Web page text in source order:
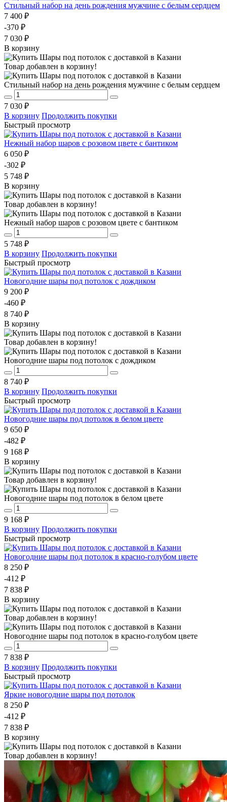
Стильный набор на день рождения мужчине с белым сердцем
7 400 ₽
-370 ₽
7 030 ₽
В корзину
Товар добавлен в корзину!
Стильный набор на день рождения мужчине с белым сердцем
7 030 ₽
В корзину Продолжить покупки
Быстрый просмотр
Нежный набор шаров с розовом цвете с бантиком
6 050 ₽
-302 ₽
5 748 ₽
В корзину
Товар добавлен в корзину!
Нежный набор шаров с розовом цвете с бантиком
5 748 ₽
В корзину Продолжить покупки
Быстрый просмотр
Новогодние шары под потолок с дождиком
9 200 ₽
-460 ₽
8 740 ₽
В корзину
Товар добавлен в корзину!
Новогодние шары под потолок с дождиком
8 740 ₽
В корзину Продолжить покупки
Быстрый просмотр
Новогодние шары под потолок в белом цвете
9 650 ₽
-482 ₽
9 168 ₽
В корзину
Товар добавлен в корзину!
Новогодние шары под потолок в белом цвете
9 168 ₽
В корзину Продолжить покупки
Быстрый просмотр
Новогодние шары под потолок в красно-голубом цвете
8 250 ₽
-412 ₽
7 838 ₽
В корзину
Товар добавлен в корзину!
Новогодние шары под потолок в красно-голубом цвете
7 838 ₽
В корзину Продолжить покупки
Быстрый просмотр
Яркие новогодние шары под потолок
8 250 ₽
-412 ₽
7 838 ₽
В корзину
Товар добавлен в корзину!